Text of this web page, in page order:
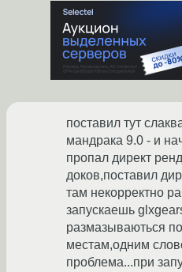
поставил тут
мандрака 9.0 - и
пропал директ
доков,поставил
там некорректно
запускаешь
размазываються
местам,одним
проблема...при